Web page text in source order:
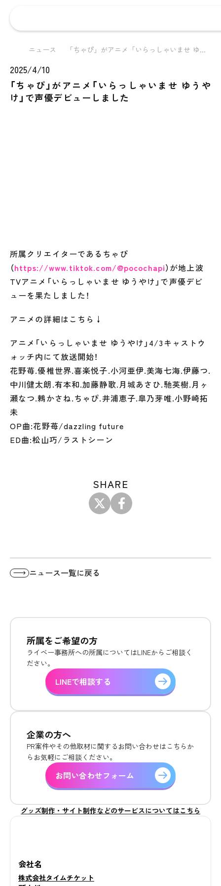
ニュース 「ちゃぴ」がアニメ「いらっしゃいませ ゆ...
2025/4/10
「ちゃぴ」がアニメ「いらっしゃいませ ゆうや
け」で声優デビューしました
所属クリエイターであるちゃぴ
（https://www.tiktok.com/@pocochapi ）が地上波
TVアニメ「いらっしゃいませ ゆうやけ」で声優デビ
ューを果たしました！
アニメの詳細はこちら↓
アニメ「いらっしゃいませ ゆうやけ」4/3キャストウ
ォッチ内にて放送開始！
花野苺.優椎世界.喜楽悦子.小河亜伊.美海七海.伊藤つ.
中川健太朗.有本和.加藤静歌.月城あさひ.馳英樹.月ヶ
瀬なつ.鶫かさね.ちゃぴ.井浦恵子.皐乃芽唯.小野崎拓
未
OP曲:花野苺/dazzling future
ED曲:松山巧/ラストシーン
SHARE
ニュース一覧に戻る
所属をご希望の方
ライベー事務所への所属についてはLINEからご相談く
ださい。
LINEで相談する
企業の方へ
PR案件やその他取材に関するお問い合わせはこちらか
らお気軽にご相談ください。
お問い合わせフォーム
グッズ制作・サイト制作などのサービスについてはこちら
会社名
株式会社タイムチケット